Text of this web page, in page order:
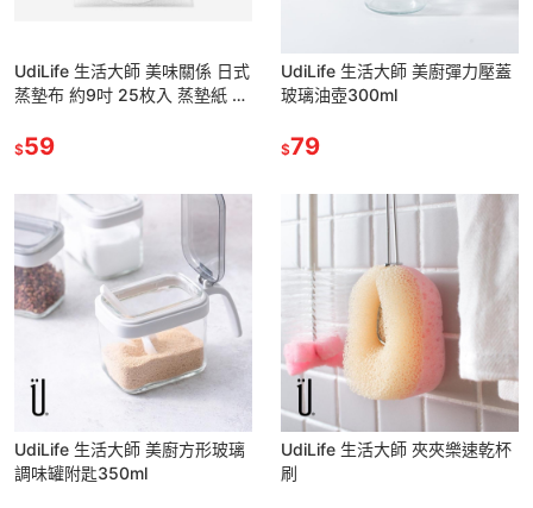
UdiLife 生活大師 美味關係 日式
蒸墊布 約9吋 25枚入 蒸墊紙 料
$59
UdiLife 生活大師 美廚彈力壓蓋
玻璃油壺300ml
$79
UdiLife 生活大師 美廚方形玻璃
調味罐附匙350ml
UdiLife 生活大師 夾夾樂速乾杯
刷